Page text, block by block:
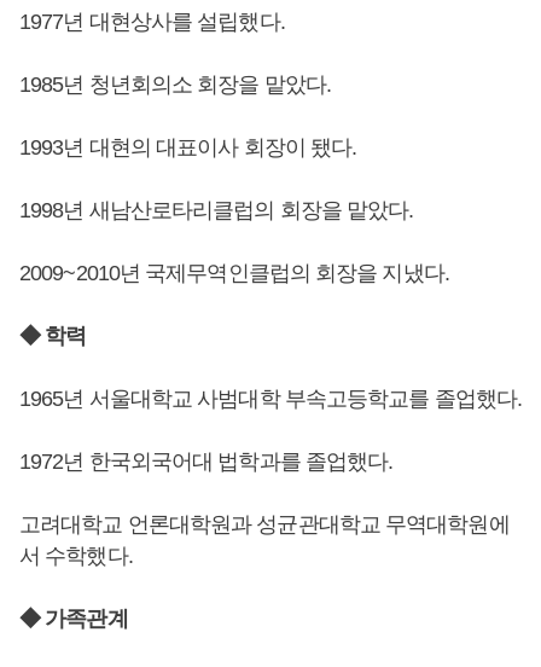
1977년 대현상사를 설립했다.
1985년 청년회의소 회장을 맡았다.
1993년 대현의 대표이사 회장이 됐다.
1998년 새남산로타리클럽의 회장을 맡았다.
2009~2010년 국제무역인클럽의 회장을 지냈다.
◆ 학력
1965년 서울대학교 사범대학 부속고등학교를 졸업했다.
1972년 한국외국어대 법학과를 졸업했다.
고려대학교 언론대학원과 성균관대학교 무역대학원에
서 수학했다.
◆ 가족관계